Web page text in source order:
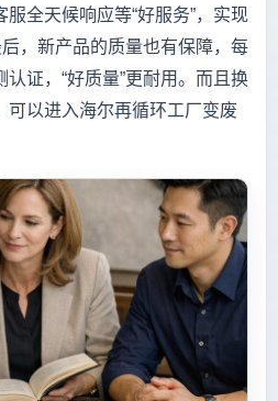
全天候响应等“好服务”，实现
，新产品的质量也有保障，每
证，“好质量”更耐用。而且换
可以进入海尔再循环工厂变废